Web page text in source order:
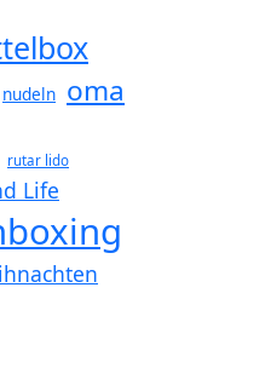
nudeln oma
rutar lido
Life